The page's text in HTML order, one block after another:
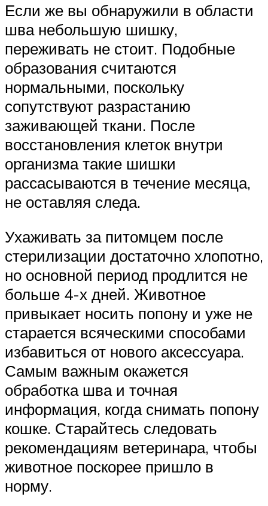
Если же вы обнаружили в области
шва небольшую шишку,
переживать не стоит. Подобные
образования считаются
нормальными, поскольку
сопутствуют разрастанию
заживающей ткани. После
восстановления клеток внутри
организма такие шишки
рассасываются в течение месяца,
не оставляя следа.
Ухаживать за питомцем после
стерилизации достаточно хлопотно,
но основной период продлится не
больше 4-х дней. Животное
привыкает носить попону и уже не
старается всяческими способами
избавиться от нового аксессуара.
Самым важным окажется
обработка шва и точная
информация, когда снимать попону
кошке. Старайтесь следовать
рекомендациям ветеринара, чтобы
животное поскорее пришло в
норму.